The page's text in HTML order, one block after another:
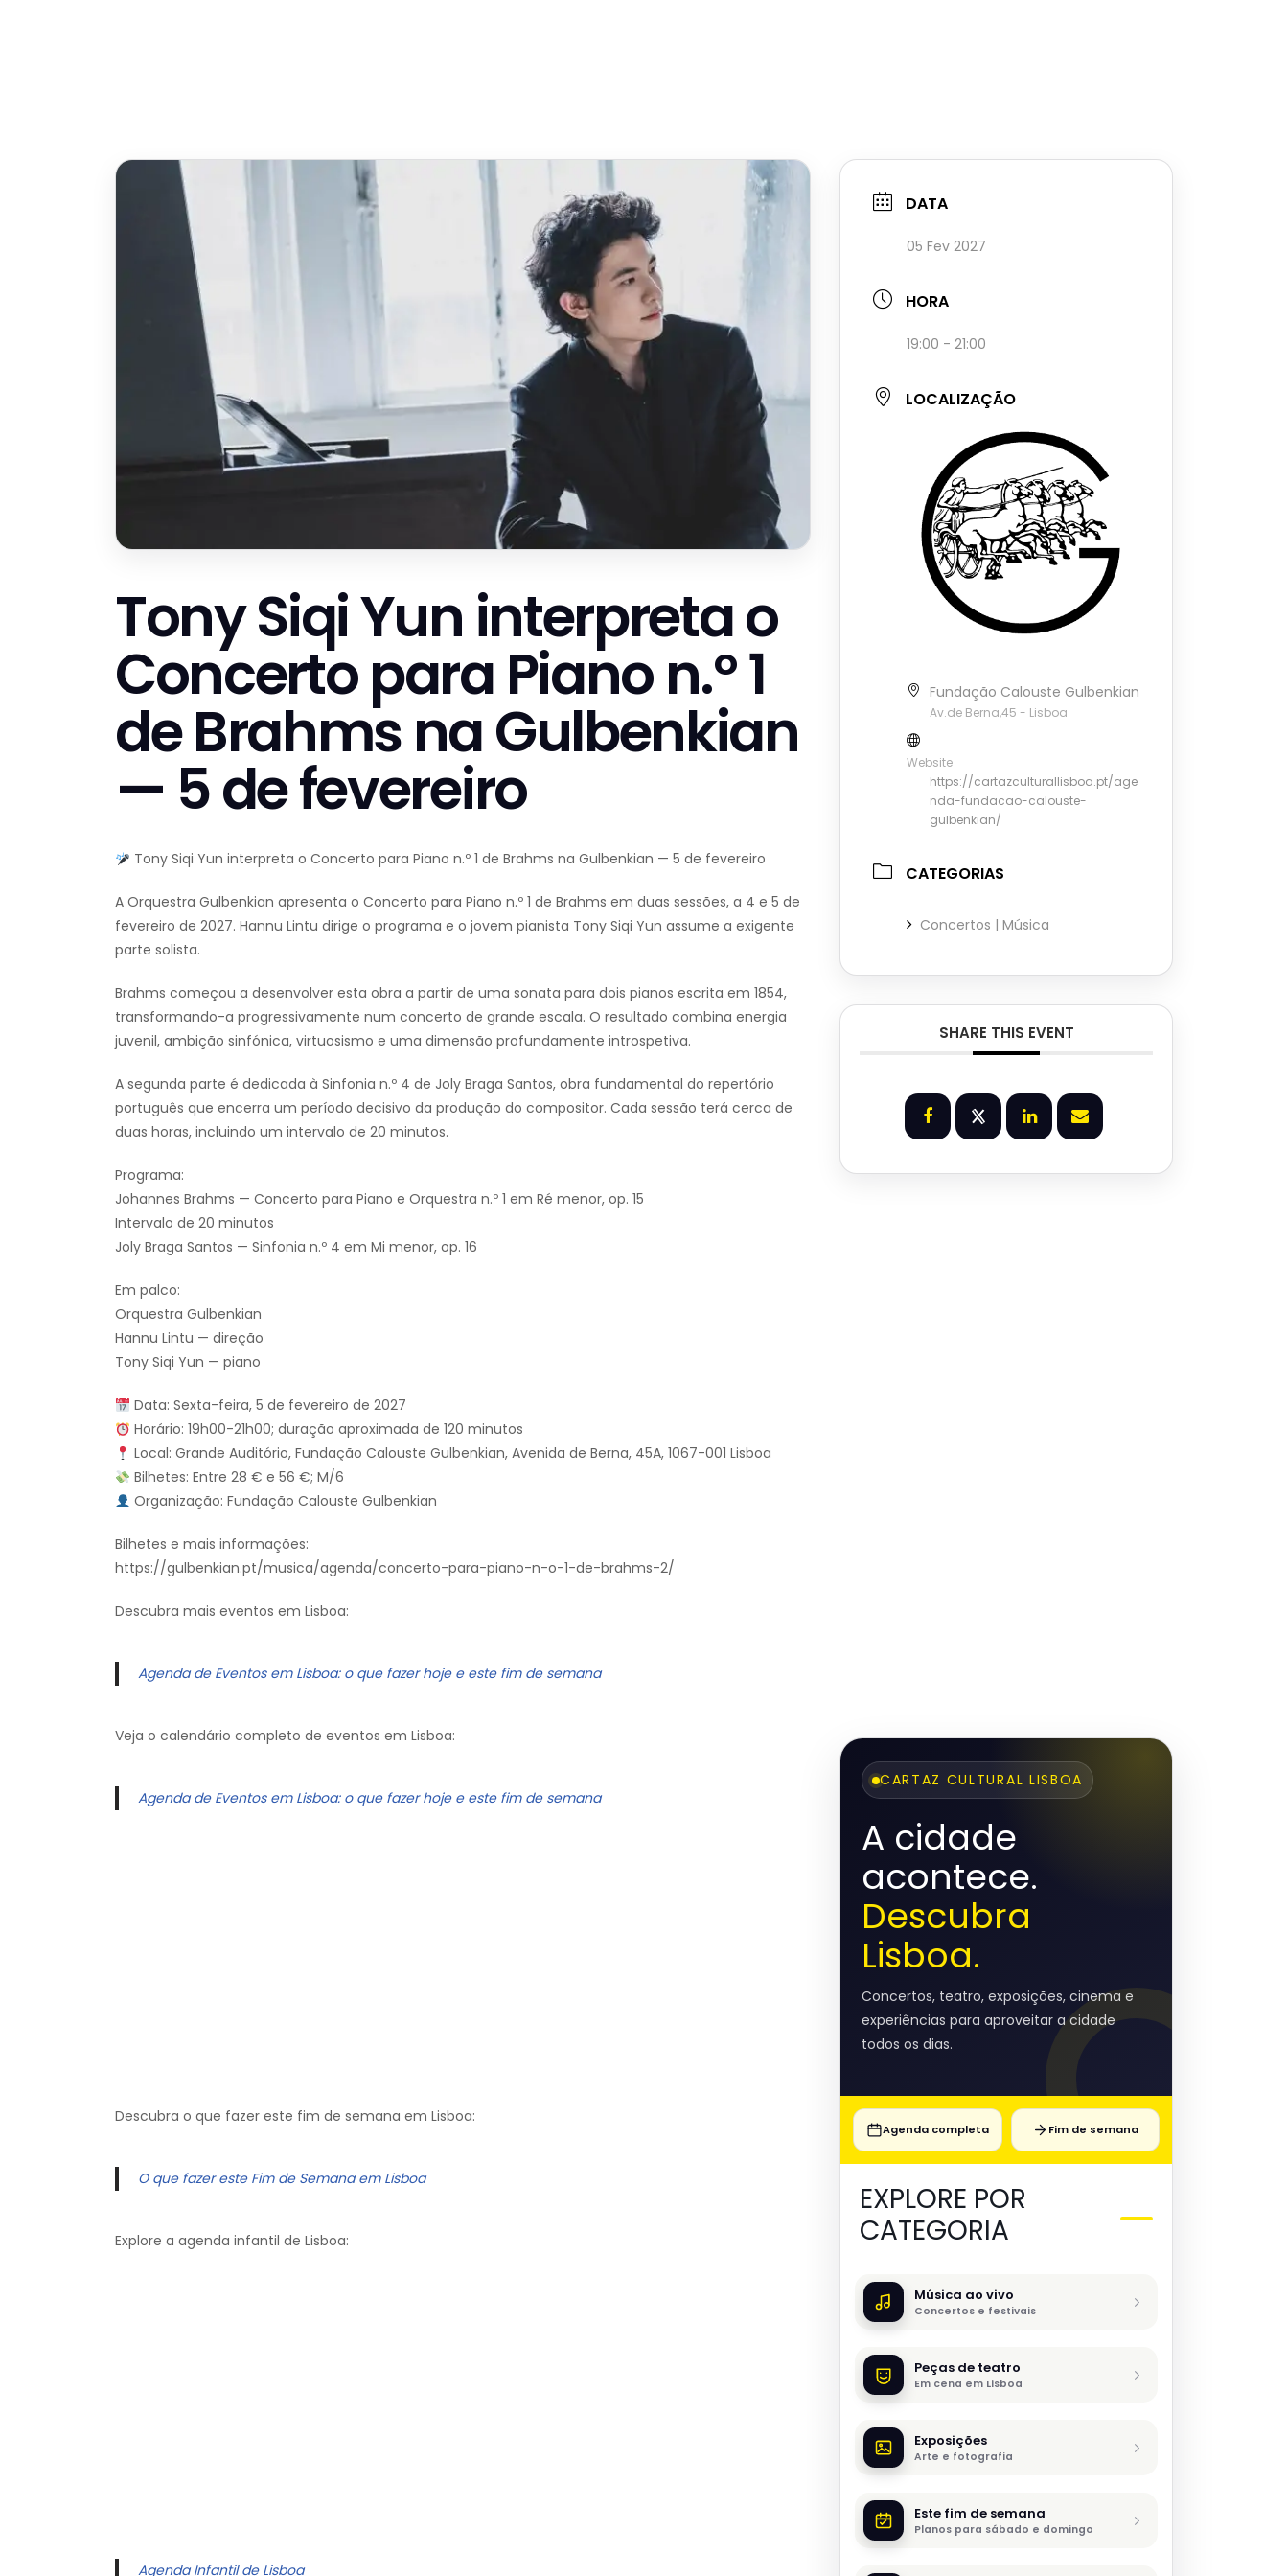
Tony Siqi Yun interpreta o
Concerto para Piano n.º 1
de Brahms na Gulbenkian
— 5 de fevereiro
Tony Siqi Yun interpreta o Concerto para Piano n.º 1 de Brahms na Gulbenkian — 5 de fevereiro
A Orquestra Gulbenkian apresenta o Concerto para Piano n.º 1 de Brahms em duas sessões, a 4 e 5 de
fevereiro de 2027. Hannu Lintu dirige o programa e o jovem pianista Tony Siqi Yun assume a exigente
parte solista.
Brahms começou a desenvolver esta obra a partir de uma sonata para dois pianos escrita em 1854,
transformando-a progressivamente num concerto de grande escala. O resultado combina energia
juvenil, ambição sinfónica, virtuosismo e uma dimensão profundamente introspetiva.
A segunda parte é dedicada à Sinfonia n.º 4 de Joly Braga Santos, obra fundamental do repertório
português que encerra um período decisivo da produção do compositor. Cada sessão terá cerca de
duas horas, incluindo um intervalo de 20 minutos.
Programa:
Johannes Brahms — Concerto para Piano e Orquestra n.º 1 em Ré menor, op. 15
Intervalo de 20 minutos
Joly Braga Santos — Sinfonia n.º 4 em Mi menor, op. 16
Em palco:
Orquestra Gulbenkian
Hannu Lintu — direção
Tony Siqi Yun — piano
Data: Sexta-feira, 5 de fevereiro de 2027
Horário: 19h00-21h00; duração aproximada de 120 minutos
Local: Grande Auditório, Fundação Calouste Gulbenkian, Avenida de Berna, 45A, 1067-001 Lisboa
Bilhetes: Entre 28 € e 56 €; M/6
Organização: Fundação Calouste Gulbenkian
Bilhetes e mais informações:
https://gulbenkian.pt/musica/agenda/concerto-para-piano-n-o-1-de-brahms-2/
Descubra mais eventos em Lisboa:
Agenda de Eventos em Lisboa: o que fazer hoje e este fim de semana
Veja o calendário completo de eventos em Lisboa:
Agenda de Eventos em Lisboa: o que fazer hoje e este fim de semana
Descubra o que fazer este fim de semana em Lisboa:
O que fazer este Fim de Semana em Lisboa
Explore a agenda infantil de Lisboa:
Agenda Infantil de Lisboa
DATA
05 Fev 2027
HORA
19:00 - 21:00
LOCALIZAÇÃO
Fundação Calouste Gulbenkian
Av.de Berna,45 - Lisboa
Website
https://cartazculturallisboa.pt/age
nda-fundacao-calouste-
gulbenkian/
CATEGORIAS
Concertos | Música
SHARE THIS EVENT
CARTAZ CULTURAL LISBOA
A cidade
acontece.
Descubra
Lisboa.
Concertos, teatro, exposições, cinema e
experiências para aproveitar a cidade
todos os dias.
Agenda completa Fim de semana
EXPLORE POR
CATEGORIA
Música ao vivo
Concertos e festivais
Peças de teatro
Em cena em Lisboa
Exposições
Arte e fotografia
Este fim de semana
Planos para sábado e domingo